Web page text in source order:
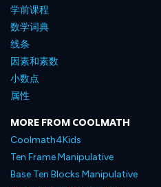
学前课程
数学词典
线条
因素和素数
小数点
属性
MORE FROM COOLMATH
Coolmath4Kids
Ten Frame Manipulative
Base Ten Blocks Manipulative